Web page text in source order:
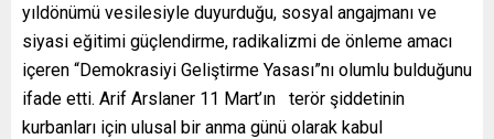
yıldönümü vesilesiyle duyurduğu, sosyal angajmanı ve
siyasi eğitimi güçlendirme, radikalizmi de önleme amacı
içeren “Demokrasiyi Geliştirme Yasası”nı olumlu bulduğunu
ifade etti. Arif Arslaner 11 Mart’ın terör şiddetinin
kurbanları için ulusal bir anma günü olarak kabul